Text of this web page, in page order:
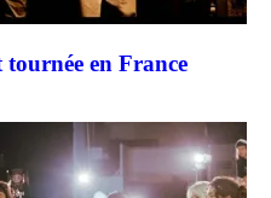
en France